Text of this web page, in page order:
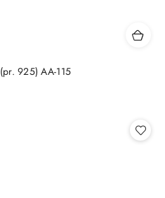
925) AA-115